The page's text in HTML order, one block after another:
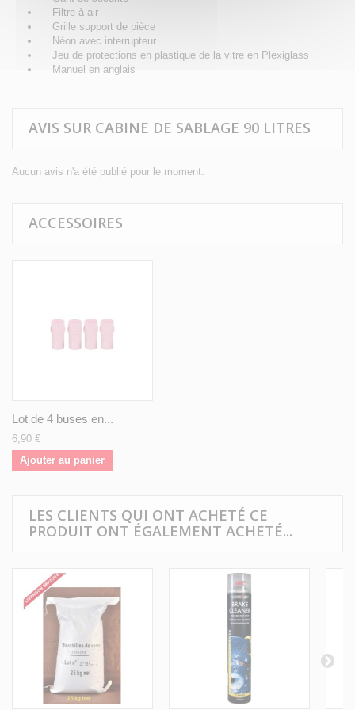
Filtre à air
Grille support de pièce
Néon avec interrupteur
Jeu de protections en plastique de la vitre en Plexiglass
Manuel en anglais
AVIS SUR CABINE DE SABLAGE 90 LITRES
Aucun avis n'a été publié pour le moment.
ACCESSOIRES
Lot de 4 buses en...
6,90 €
Ajouter au panier
LES CLIENTS QUI ONT ACHETÉ CE
PRODUIT ONT ÉGALEMENT ACHETÉ...